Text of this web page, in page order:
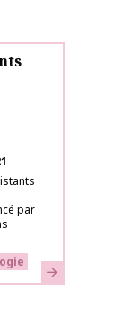
par
En savoir plus